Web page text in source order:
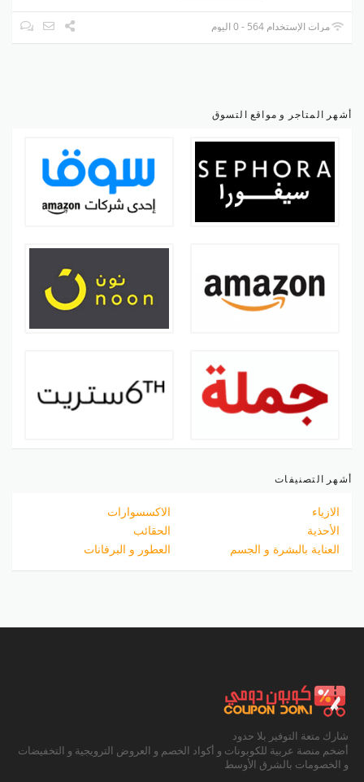
مرات الإستخدام 564 - 0 اليوم
أشهر المتاجر و مواقع التسوق
أشهر التصنيفات
الازياء
الاكسسوارات
الأحذية
الحقائب
العناية بالبشرة و الجسم
العطور و البرفانات
شارك متعة التوفير بلا حدود
أضخم منصة عربية للكوبونات و أكواد الخصم و العروض الترويجية و التخفيضات
و الخصومات بالشرق الأوسط